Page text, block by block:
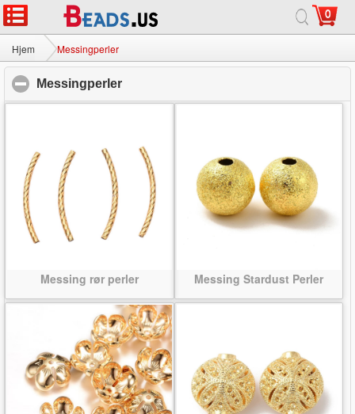
0
Hjem Messingperler
Messingperler
Messing rør perler Messing Stardust Perler
Hjem| Om|
© 2026 Mælkevejen smykker Ltd Alle rettigheder forbeholdes.